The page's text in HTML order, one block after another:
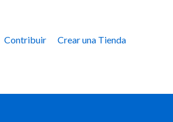
Contribuir Crear una Tienda